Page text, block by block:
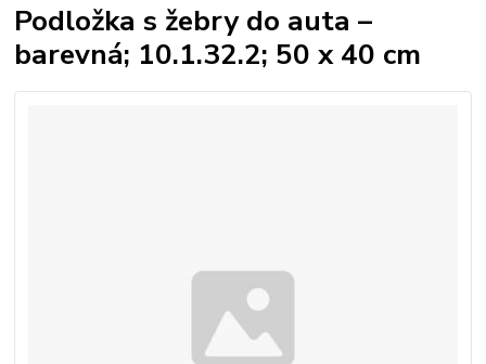
Podložka s žebry do auta –
barevná; 10.1.32.2; 50 x 40 cm